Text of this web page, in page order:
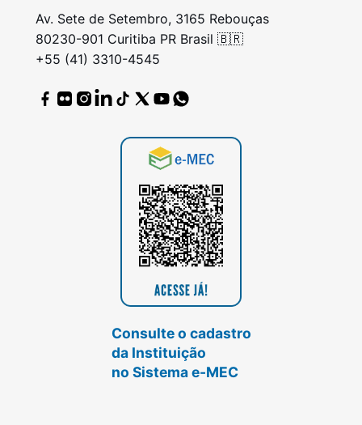
Av. Sete de Setembro, 3165 Rebouças
80230-901 Curitiba PR Brasil 🇧🇷
+55 (41) 3310-4545
Consulte o cadastro
da Instituição
no Sistema e-MEC